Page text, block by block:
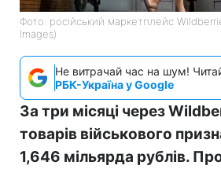
Фото: російський маркетплейс
Images)
Не витрачай час на шум!
РБК-Україна у Google
За три місяці через
товарів військового
1,646 мільярда рублів.